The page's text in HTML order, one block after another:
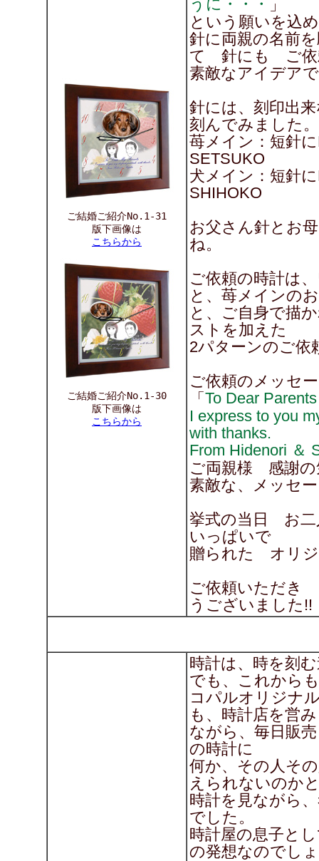
ご結婚ご紹介No.1-31
版下画像は
こちらから
ご結婚ご紹介No.1-30
版下画像は
こちらから
うに・・・
」
という願いを込
針に両親の名前
て 針にも ご依
素敵なアイデア
針には、刻印出
刻んでみました。
苺メイン：短針
SETSUKO
犬メイン：短針
SHIHOKO
お父さん針とお
ね。
ご依頼の時計は
と、苺メインの
と、ご自身で描
ストを加えた
2パターンのご依
ご依頼のメッセ
「 To Dear Parents
I express to you
with thanks.
From Hidenori ＆
ご両親様 感謝の
素敵な、メッセ
挙式の当日 お
いっぱいで
贈られた オリジ
ご依頼いただき
うございました!!
時計は、時を刻
でも、これから
コパルオリジナ
も、時計店を営み
ながら、毎日販
の時計に
何か、その人そ
えられないのか
時計を見ながら
でした。
時計屋の息子と
の発想なのでし